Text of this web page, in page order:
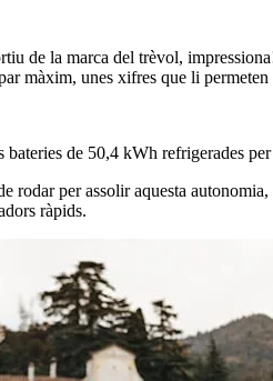
de la marca del trèvol,
màxim, unes xifres que li
de 50,4 kWh refrigerades
rodar per assolir aquesta
ràpids.